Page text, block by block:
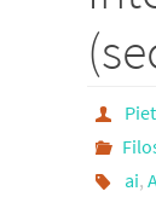
ai,